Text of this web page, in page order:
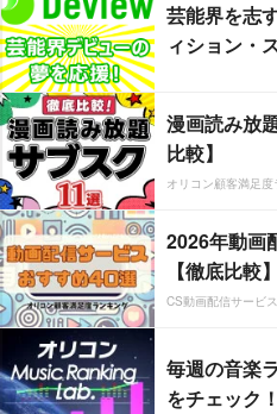
芸能界を志
ィション・
漫画読み放
比較】
オリコン顧客満足
2026年動画
【徹底比較】
CS動画配信サービ
毎週の音楽
をチェック！